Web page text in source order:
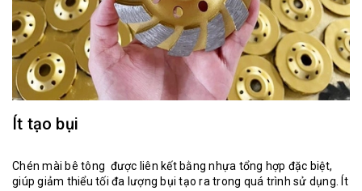
Ít tạo bụi
Chén mài bê tông được liên kết bằng nhựa tổng hợp đặc biệt,
giúp giảm thiểu tối đa lượng bụi tạo ra trong quá trình sử dụng. Ít